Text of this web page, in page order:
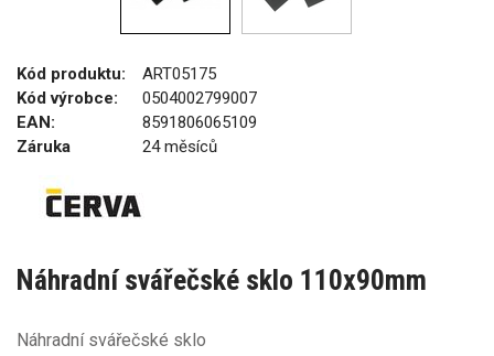
Kód produktu:
ART05175
Kód výrobce:
0504002799007
EAN:
8591806065109
Záruka
24 měsíců
Náhradní svářečské sklo 110x90mm
Náhradní svářečské sklo